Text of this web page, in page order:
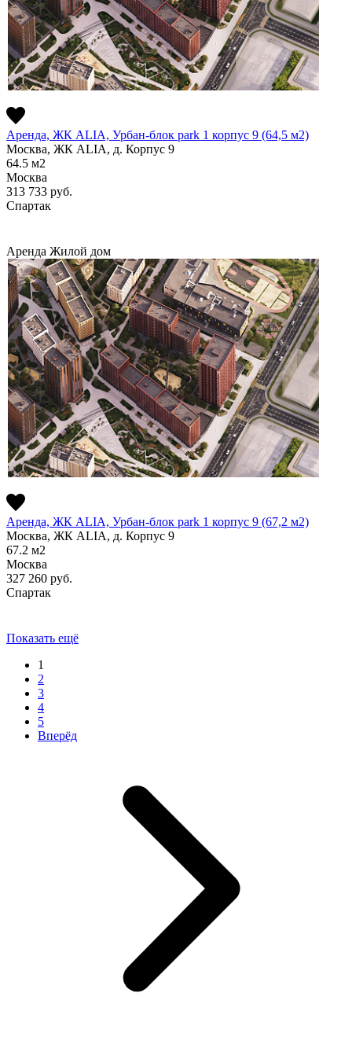
Аренда, ЖК ALIA, Урбан-блок park 1 корпус 9 (64,5 м2)
Москва, ЖК ALIA, д. Корпус 9
64.5 м2
Москва
313 733 руб.
Спартак
Аренда Жилой дом
Аренда, ЖК ALIA, Урбан-блок park 1 корпус 9 (67,2 м2)
Москва, ЖК ALIA, д. Корпус 9
67.2 м2
Москва
327 260 руб.
Спартак
Показать ещё
1
2
3
4
5
Вперёд